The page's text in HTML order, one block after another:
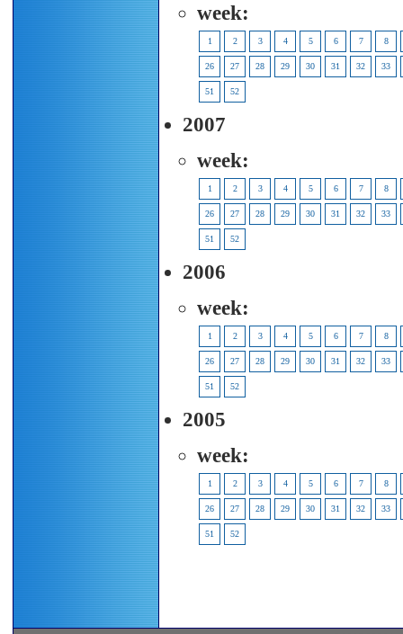
week:
1 2 3 4 5 6 7 8
26 27 28 29 30 31 32 33
51 52
2007
week:
1 2 3 4 5 6 7 8
26 27 28 29 30 31 32 33
51 52
2006
week:
1 2 3 4 5 6 7 8
26 27 28 29 30 31 32 33
51 52
2005
week:
1 2 3 4 5 6 7 8
26 27 28 29 30 31 32 33
51 52